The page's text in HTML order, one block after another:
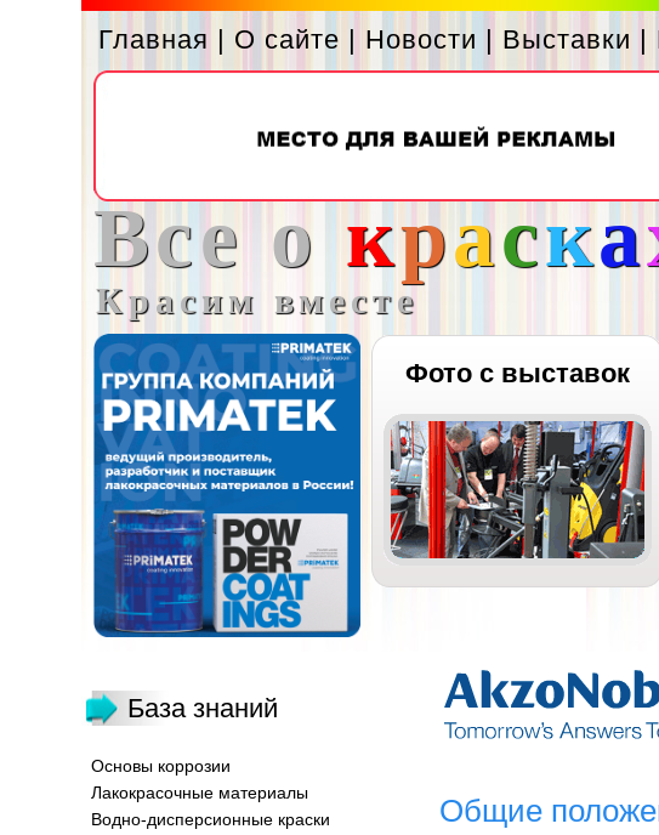
Главная | О сайте | Новости | Выставки |
Все о краска
Красим вместе
Фото с выставок
База знаний
Основы коррозии
Лакокрасочные материалы
Водно-дисперсионные краски
Общие